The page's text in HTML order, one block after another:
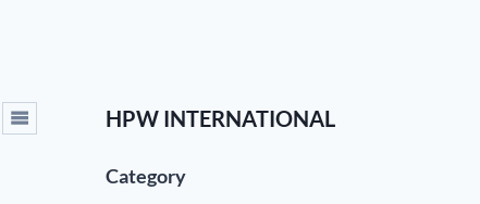
HPW INTERNATIONAL
Category